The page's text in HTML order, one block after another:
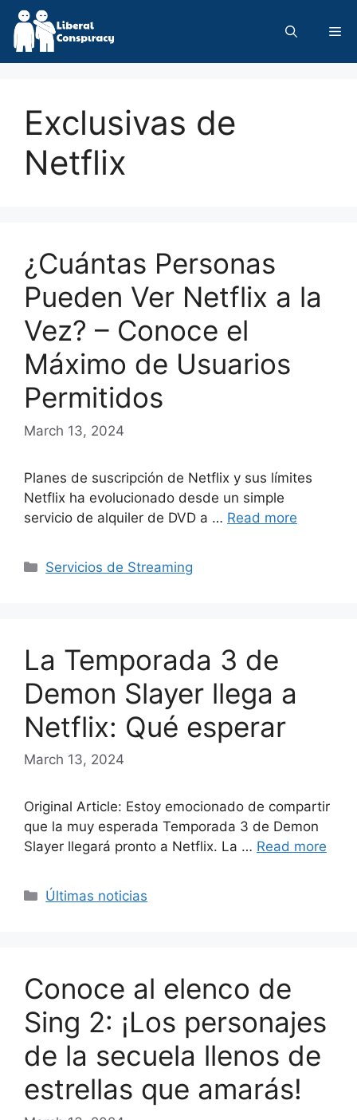
Skip
content
Exclusivas de
Netflix
¿Cuántas Personas
Pueden Ver Netflix a la
Vez? – Conoce el
Máximo de Usuarios
Permitidos
March 13, 2024
Planes de suscripción de Netflix y sus límites
Netflix ha evolucionado desde un simple
servicio de alquiler de DVD a … Read more
Categories
Servicios de Streaming
La Temporada 3 de
Demon Slayer llega a
Netflix: Qué esperar
March 13, 2024
Original Article: Estoy emocionado de compartir
que la muy esperada Temporada 3 de Demon
Slayer llegará pronto a Netflix. La … Read more
Categories
Últimas noticias
Conoce al elenco de
Sing 2: ¡Los personajes
de la secuela llenos de
estrellas que amarás!